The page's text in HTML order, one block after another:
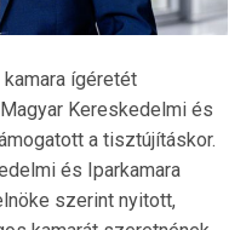
ígéretét
Kereskedelmi és
a tisztújításkor.
és Iparkamara
szerint nyitott,